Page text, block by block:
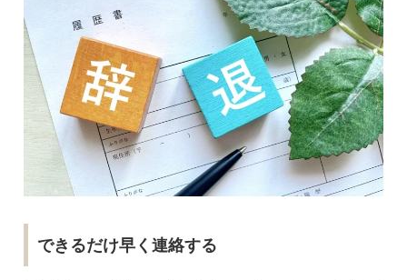
できるだけ早く連絡する